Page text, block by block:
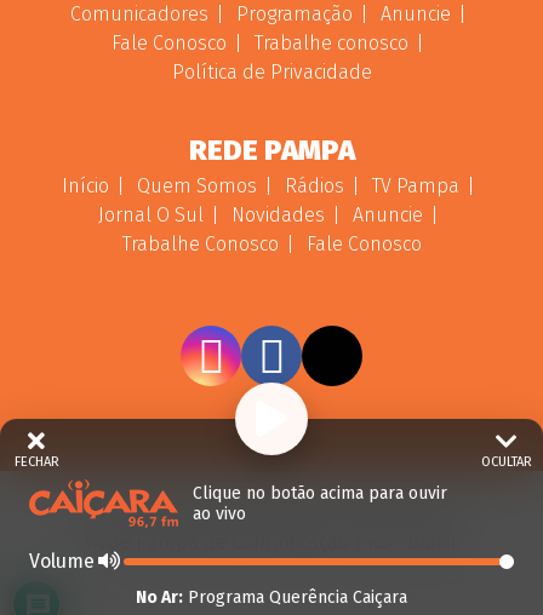
Comunicadores
Programação
Anuncie
Fale Conosco
Trabalhe conosco
Política de Privacidade
REDE PAMPA
Início Quem Somos Rádios
TV Pampa
Jornal O Sul
Novidades
Anuncie
Trabalhe Conosco
Fale Conosco
© 2026 - Direitos Reservados - Rádio Caiçara -
OCULTAR
FECHAR
Clique no botão acima para ouvir
ao vivo
Volume
No Ar: Programa Querência Caiçara